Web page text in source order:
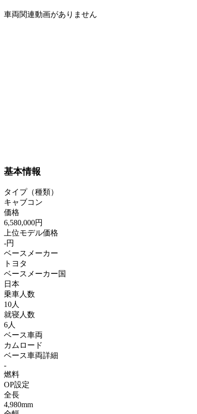
車両関連動画がありません
基本情報
タイプ（種類）
キャブコン
価格
6,580,000円
上位モデル価格
-円
ベースメーカー
トヨタ
ベースメーカー国
日本
乗車人数
10人
就寝人数
6人
ベース車両
カムロード
ベース車両詳細
-
燃料
OP設定
全長
4,980mm